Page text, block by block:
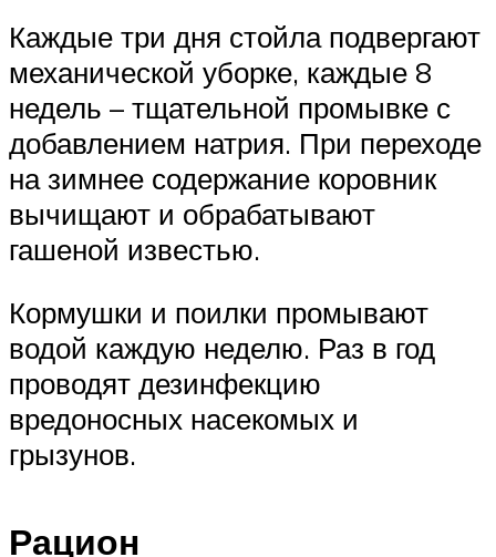
Каждые три дня стойла подвергают
механической уборке, каждые 8
недель – тщательной промывке с
добавлением натрия. При переходе
на зимнее содержание коровник
вычищают и обрабатывают
гашеной известью.
Кормушки и поилки промывают
водой каждую неделю. Раз в год
проводят дезинфекцию
вредоносных насекомых и
грызунов.
Рацион